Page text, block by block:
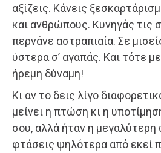
αξίζεις. Κάνεις
και ανθρώπους. Κυνηγάς τις
περνάνε αστραπιαία. Σε
ύστερα σ’ αγαπάς. Και τότε
ήρεμη δύναμη!
Κι αν το δεις λίγο
μείνει η πτώση κι η
σου, αλλά ήταν η μεγαλύτερη
φτάσεις ψηλότερα από εκεί